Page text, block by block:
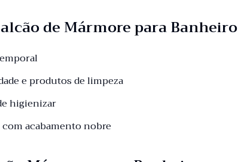
de Mármore para Banheiro
e produtos de limpeza
higienizar
acabamento nobre